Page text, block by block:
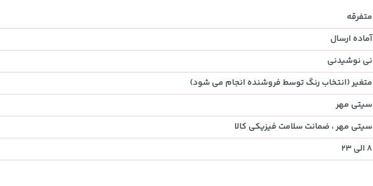
خرید
219,900
متفرقه
آماده ارسال
نی نوشیدنی
متغیر (انتخاب رنگ توسط فروشنده انجام می شود)
سیتی مهر
سیتی مهر ، ضمانت سلامت فیزیکی کالا
8 الی 23